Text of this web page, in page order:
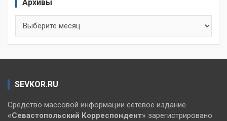
Архивы
SEVKOR.RU
Средство массовой информации сетевое издание
«Севастопольский Корреспондент» зарегистрировано